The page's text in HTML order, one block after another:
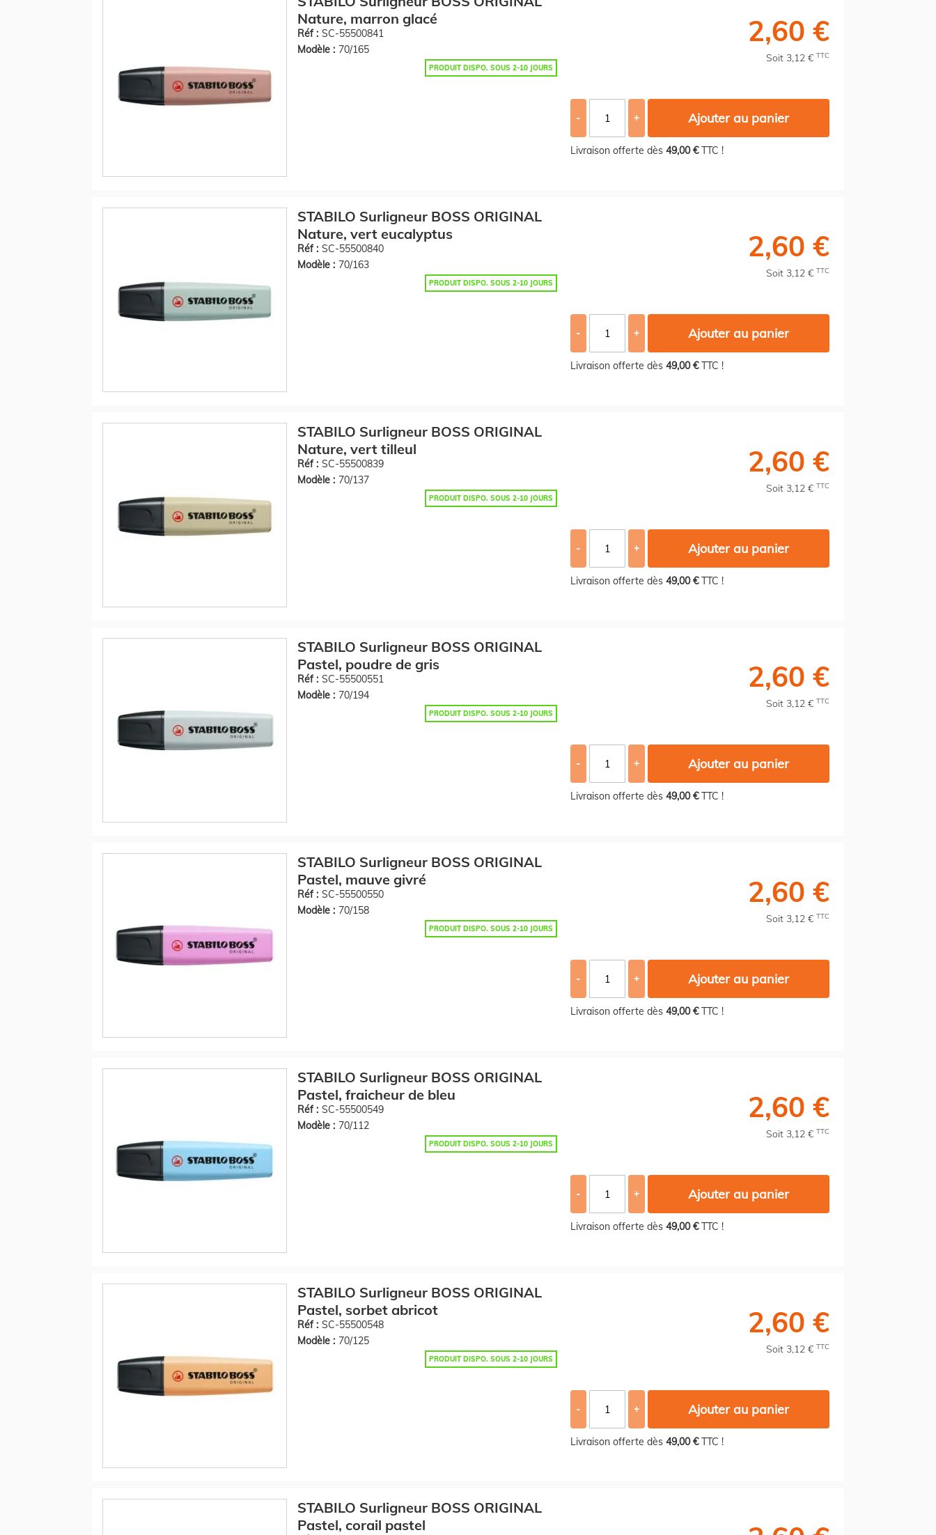
Nature, marron glacé
Réf : SC-55500841
Modèle : 70/165
PRODUIT DISPO. SOUS 2-10 JOURS
2,60 €
Soit 3,12 € TTC
- + Ajouter au panier
Livraison offerte dès 49,00 €TTC !
STABILO Surligneur BOSS ORIGINAL
Nature, vert eucalyptus
Réf : SC-55500840
Modèle : 70/163
PRODUIT DISPO. SOUS 2-10 JOURS
2,60 €
Soit 3,12 € TTC
- + Ajouter au panier
Livraison offerte dès 49,00 €TTC !
STABILO Surligneur BOSS ORIGINAL
Nature, vert tilleul
Réf : SC-55500839
Modèle : 70/137
PRODUIT DISPO. SOUS 2-10 JOURS
2,60 €
Soit 3,12 € TTC
- + Ajouter au panier
Livraison offerte dès 49,00 €TTC !
STABILO Surligneur BOSS ORIGINAL
Pastel, poudre de gris
Réf : SC-55500551
Modèle : 70/194
PRODUIT DISPO. SOUS 2-10 JOURS
2,60 €
Soit 3,12 € TTC
- + Ajouter au panier
Livraison offerte dès 49,00 €TTC !
STABILO Surligneur BOSS ORIGINAL
Pastel, mauve givré
Réf : SC-55500550
Modèle : 70/158
PRODUIT DISPO. SOUS 2-10 JOURS
2,60 €
Soit 3,12 € TTC
- + Ajouter au panier
Livraison offerte dès 49,00 €TTC !
STABILO Surligneur BOSS ORIGINAL
Pastel, fraicheur de bleu
Réf : SC-55500549
Modèle : 70/112
PRODUIT DISPO. SOUS 2-10 JOURS
2,60 €
Soit 3,12 € TTC
- + Ajouter au panier
Livraison offerte dès 49,00 €TTC !
STABILO Surligneur BOSS ORIGINAL
Pastel, sorbet abricot
Réf : SC-55500548
Modèle : 70/125
PRODUIT DISPO. SOUS 2-10 JOURS
2,60 €
Soit 3,12 € TTC
- + Ajouter au panier
Livraison offerte dès 49,00 €TTC !
STABILO Surligneur BOSS ORIGINAL
Pastel, corail pastel